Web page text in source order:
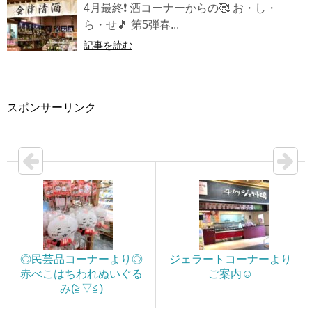
4月最終❗ 酒コーナーからの🥰 お・し・
ら・せ🎵 第5弾春...
記事を読む
スポンサーリンク
◎民芸品コーナーより◎
赤べこはちわれぬいぐる
み(≧▽≦)
ジェラートコーナーより
ご案内☺️